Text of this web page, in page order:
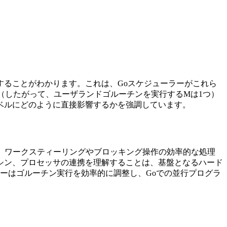
ことがわかります。これは、Goスケジューラーがこれら
たがって、ユーザランドゴルーチンを実行するMは1つ）
ルにどのように直接影響するかを強調しています。
ークスティーリングやブロッキング操作の効率的な処理
、プロセッサの連携を理解することは、基盤となるハード
はゴルーチン実行を効率的に調整し、Goでの並行プログラ